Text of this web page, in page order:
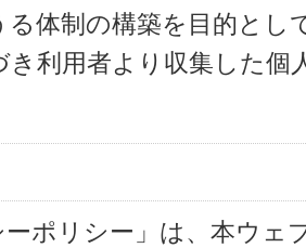
る体制の構築を目的とし
き利用者より収集した個
ポリシー」は、本ウェ